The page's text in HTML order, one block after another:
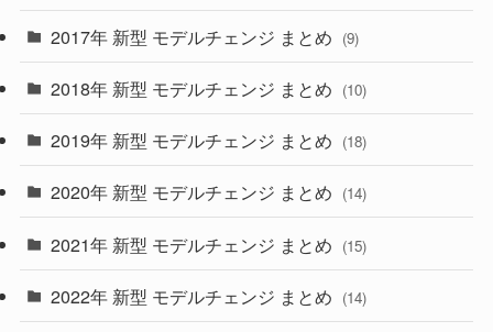
(4)
(30)
(27)
(33)
(10)
(35)
(10)
(9)
2017年 新型 モデルチェンジ まとめ (9)
2018年 新型 モデルチェンジ まとめ (10)
2019年 新型 モデルチェンジ まとめ (18)
2020年 新型 モデルチェンジ まとめ (14)
2021年 新型 モデルチェンジ まとめ (15)
2022年 新型 モデルチェンジ まとめ (14)